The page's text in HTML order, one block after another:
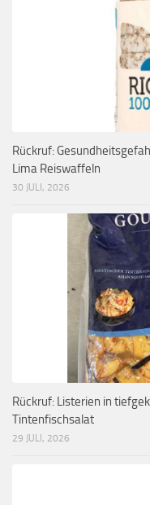
Rückruf:
Lima Reiswaffeln
30 JULI, 2026
Rückruf: Listerien in
Tintenfischsalat
29 JULI, 2026